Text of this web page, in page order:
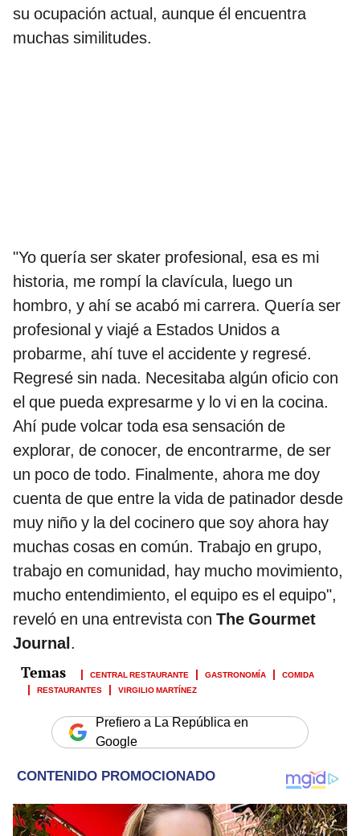
su ocupación actual, aunque él encuentra
muchas similitudes.
"Yo quería ser skater profesional, esa es mi
historia, me rompí la clavícula, luego un
hombro, y ahí se acabó mi carrera. Quería ser
profesional y viajé a Estados Unidos a
probarme, ahí tuve el accidente y regresé.
Regresé sin nada. Necesitaba algún oficio con
el que pueda expresarme y lo vi en la cocina.
Ahí pude volcar toda esa sensación de
explorar, de conocer, de encontrarme, de ser
un poco de todo. Finalmente, ahora me doy
cuenta de que entre la vida de patinador desde
muy niño y la del cocinero que soy ahora hay
muchas cosas en común. Trabajo en grupo,
trabajo en comunidad, hay mucho movimiento,
mucho entendimiento, el equipo es el equipo",
reveló en una entrevista con The Gourmet
Journal.
CENTRAL RESTAURANTE GASTRONOMÍA
COMIDA
RESTAURANTES
VIRGILIO MARTÍNEZ
Prefiero a La República en
Google